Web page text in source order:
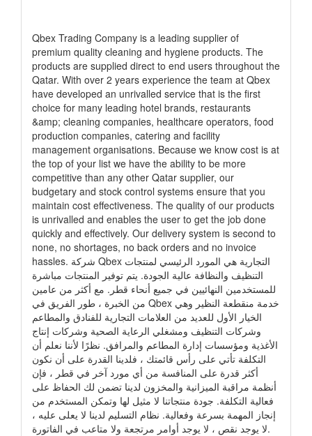
Qbex Trading Company is a leading supplier of
premium quality cleaning and hygiene products. The
products are supplied direct to end users throughout the
Qatar. With over 2 years experience the team at Qbex
have developed an unrivalled service that is the first
choice for many leading hotel brands, restaurants
&amp; cleaning companies, healthcare operators, food
production companies, catering and facility
management organisations. Because we know cost is at
the top of your list we have the ability to be more
competitive than any other Qatar supplier, our
budgetary and stock control systems ensure that you
maintain cost effectiveness. The quality of our products
is unrivalled and enables the user to get the job done
quickly and effectively. Our delivery system is second to
none, no shortages, no back orders and no invoice
hassles. شركة Qbex التجارية هي المورد الرئيسي لمنتجات
التنظيف والنظافة عالية الجودة. يتم توفير المنتجات مباشرة
للمستخدمين النهائيين في جميع أنحاء قطر. مع أكثر من عامين
من الخبرة ، طور الفريق في Qbex خدمة منقطعة النظير وهي
الخيار الأول للعديد من العلامات التجارية للفنادق والمطاعم
وشركات التنظيف ومشغلي الرعاية الصحية وشركات إنتاج
الأغذية ومؤسسات إدارة المطاعم والمرافق. نظرًا لأننا نعلم أن
التكلفة تأتي على رأس قائمتك ، فلدينا القدرة على أن نكون
أكثر قدرة على المنافسة من أي مورد آخر في قطر ، فإن
أنظمة مراقبة الميزانية والمخزون لدينا تضمن لك الحفاظ على
فعالية التكلفة. جودة منتجاتنا لا مثيل لها وتمكن المستخدم من
إنجاز المهمة بسرعة وفعالية. نظام التسليم لدينا لا يعلى عليه ،
لا يوجد نقص ، لا يوجد أوامر مرتجعة ولا متاعب في الفاتورة.